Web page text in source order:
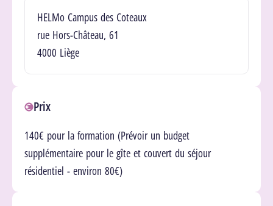
HELMo Campus des Coteaux
rue Hors-Château, 61
4000 Liège
Prix
140€ pour la formation (Prévoir un budget
supplémentaire pour le gîte et couvert du séjour
résidentiel - environ 80€)